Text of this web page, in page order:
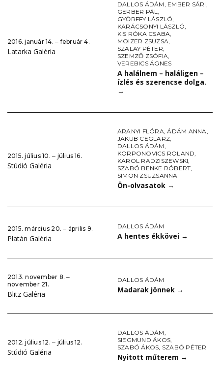
2016. január 14. ‒ február 4.
Latarka Galéria
DALLOS ÁDÁM, EMBER SÁRI,
GERBER PÁL,
GYŐRFFY LÁSZLÓ,
KARÁCSONYI LÁSZLÓ,
KIS RÓKA CSABA,
MOIZER ZSUZSA,
SZALAY PÉTER,
SZEMZŐ ZSÓFIA,
VEREBICS ÁGNES
A halálnem – haláligen –
ízlés és szerencse dolga.
→
2015. július 10. ‒ július 16.
Stúdió Galéria
ARANYI FLÓRA,ÁDÁM ANNA,
JAKUB CEGLARZ,
DALLOS ÁDÁM,
KORPONOVICS ROLAND,
KAROL RADZISZEWSKI,
SZABÓ BENKE RÓBERT,
SIMON ZSUZSANNA
Ön-olvasatok →
2015. március 20. ‒ április 9.
Platán Galéria
DALLOS ÁDÁM
A hentes ékkövei →
2013. november 8. ‒
november 21.
Blitz Galéria
DALLOS ÁDÁM
Madarak jönnek →
2012. július 12. ‒ július 12.
Stúdió Galéria
DALLOS ÁDÁM,
SIEGMUND ÁKOS,
SZABÓ ÁKOS, SZABÓ PÉTER
Nyitott műterem →